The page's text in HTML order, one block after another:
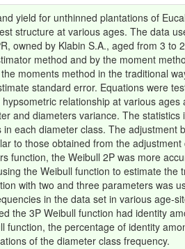
yield for unthinned plantations of
structure at various ages. The data
owned by Klabin S.A., aged from 3 to
method and by the moment
moments method in the traditional
standard error. Equations were
relationship at various
and diameters variance. The statistics
each diameter class. The adjustment
to those obtained from the
function, the Weibull 2P was more
the Weibull function to estimate the
with two and three parameters was
in the data set in various age-
the 3P Weibull function had identity
the percentage of identity
of the diameter class frequency.